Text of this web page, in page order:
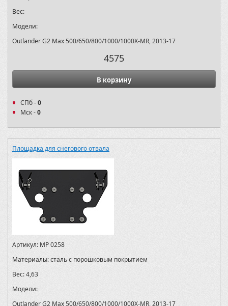
Вес:
Модели:
Outlander G2 Max 500/650/800/1000/1000X-MR, 2013-17
4575
В корзину
СПб -0
Мск -0
Площадка для снегового отвала
Артикул: MP 0258
Материалы:сталь с порошковым покрытием
Вес:4,63
Модели:
Outlander G2 Max 500/650/800/1000/1000X-MR, 2013-17